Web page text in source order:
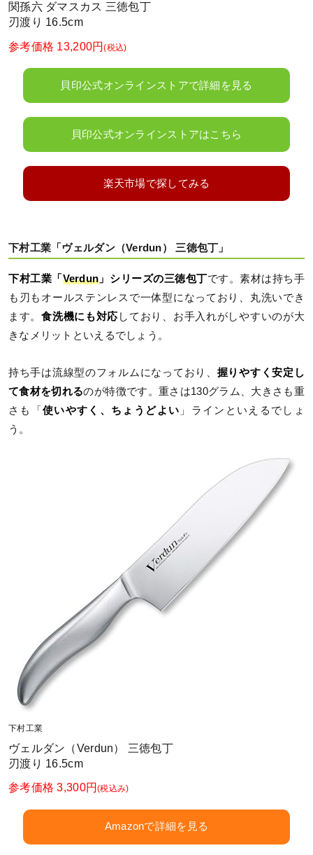
関孫六 ダマスカス 三徳包丁
刃渡り 16.5cm
参考価格 13,200円(税込)
貝印公式オンラインストアで詳細を見る
貝印公式オンラインストアはこちら
楽天市場で探してみる
下村工業「ヴェルダン（Verdun） 三徳包丁」
下村工業「 Verdun 」シリーズの三徳包丁です。素材は持ち手
も刃もオールステンレスで一体型になっており、丸洗いでき
ます。食洗機にも対応 しており、お手入れがしやすいのが大
きなメリットといえるでしょう。
持ち手は流線型のフォルムになっており、 握りやすく安定し
て食材を切れるのが特徴です。重さは130グラム、大きさも重
さも「使いやすく、ちょうどよい 」ラインといえるでしょ
う。
下村工業
ヴェルダン（Verdun） 三徳包丁
刃渡り 16.5cm
参考価格 3,300円(税込み)
Amazonで詳細を見る